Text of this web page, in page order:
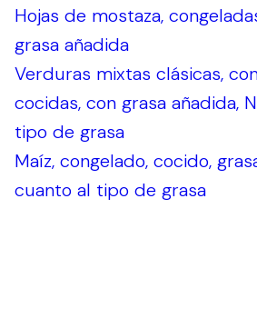
Hojas de mostaza,
grasa añadida
Verduras mixtas clásicas,
cocidas, con grasa añadida,
tipo de grasa
Maíz, congelado, cocido,
cuanto al tipo de grasa